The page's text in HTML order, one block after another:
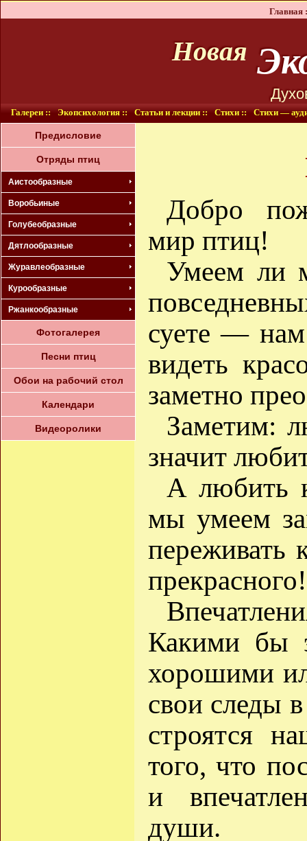
Главная
Новая
Галереи :: Экопсихология :: Статьи и лекции :: Стихи :: Стихи —
Предисловие
Отряды птиц
Аистообразные
Воробьиные
Голубеобразные
Дятлообразные
Журавлеобразные
Курообразные
Ржанкообразные
Фотогалерея
Песни птиц
Обои на рабочий стол
Календари
Видеоролики
Добро
мир птиц!
Умеем ли
суете —
видеть
заметно
Заметим:
значит
А любить
мы умеем
переживать
прекрасного!
Какими бы
хорошими
свои следы
строятся
того, что
и
души.